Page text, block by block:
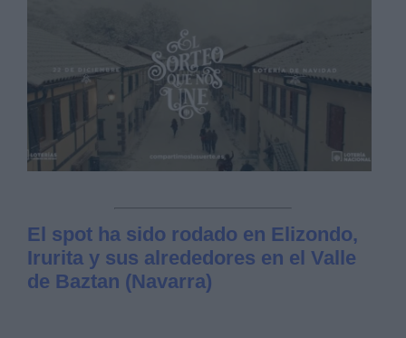
El spot ha sido rodado en Elizondo,
Irurita y sus alrededores en el Valle
de Baztan (Navarra)